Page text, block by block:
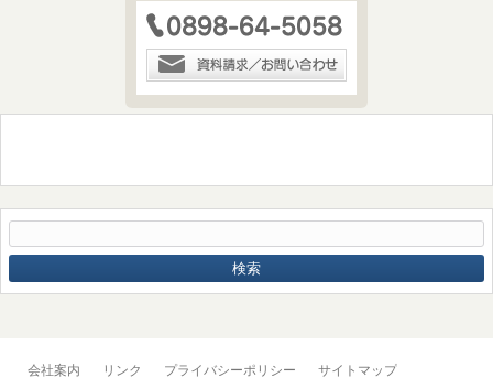
会社案内 リンク プライバシーポリシー サイトマップ